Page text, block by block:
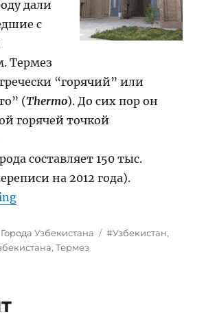
дали
с
Термез
“горячий” или
(Thermo). До сих пор он
горячей точкой
составляет 150 тыс.
на 2012 года).
“Термез”
Categories
Города Узбекистана Tags
#Узбекистан,
,Термез